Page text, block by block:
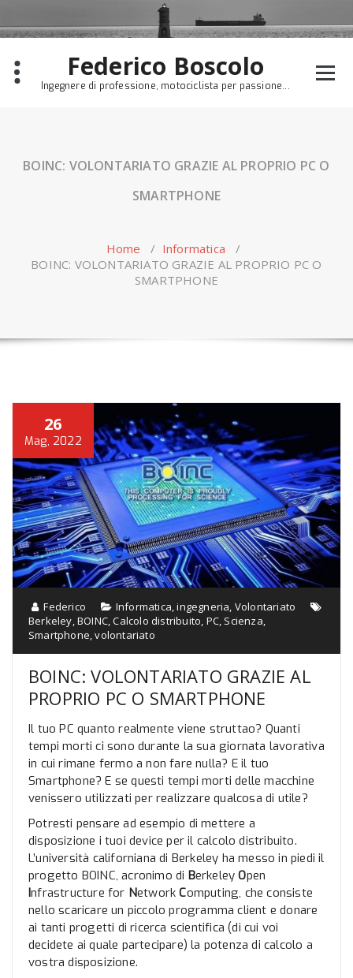
to
content
Federico Boscolo
Ingegnere di professione, motociclista per passione...
BOINC: VOLONTARIATO GRAZIE AL PROPRIO PC O
SMARTPHONE
Home / Informatica /
BOINC: VOLONTARIATO GRAZIE AL PROPRIO PC O
SMARTPHONE
26
Mag, 2022
Federico Informatica,ingegneria, Volontariato
Berkeley,BOINC,Calcolo distribuito, PC, Scienza,
Smartphone,volontariato
BOINC: VOLONTARIATO GRAZIE AL
PROPRIO PC O SMARTPHONE
Il tuo PC quanto realmente viene struttao? Quanti
tempi morti ci sono durante la sua giornata lavorativa
in cui rimane fermo a non fare nulla? E il tuo
Smartphone? E se questi tempi morti delle macchine
venissero utilizzati per realizzare qualcosa di utile?
Potresti pensare ad esempio di mettere a
disposizione i tuoi device per il calcolo distribuito.
L’università californiana di Berkeley ha messo in piedi il
progetto BOINC, acronimo di BerkeleyOpen
Infrastructure for NetworkComputing, che consiste
nello scaricare un piccolo programma client e donare
ai tanti progetti di ricerca scientifica (di cui voi
decidete ai quale partecipare) la potenza di calcolo a
vostra disposizione.